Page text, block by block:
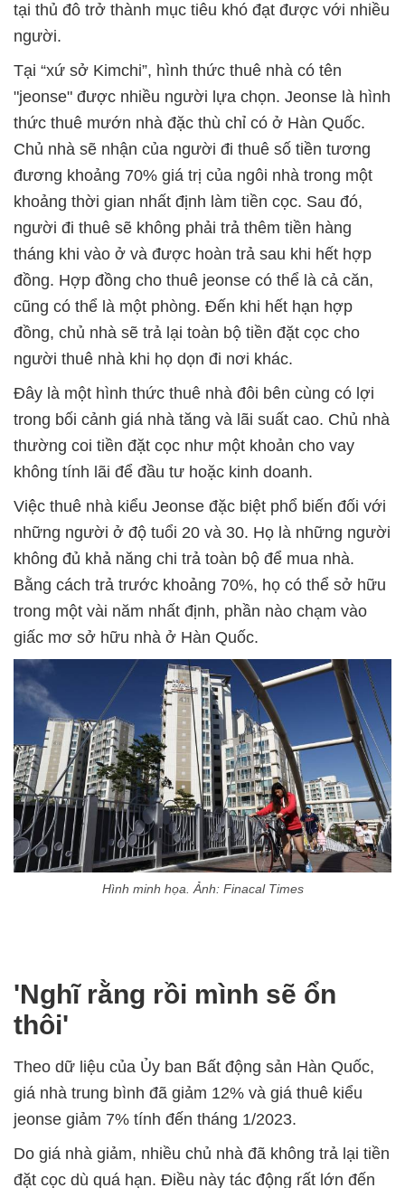
tại thủ đô trở thành mục tiêu khó đạt được với nhiều
người.
Tại “xứ sở Kimchi”, hình thức thuê nhà có tên
"jeonse" được nhiều người lựa chọn. Jeonse là hình
thức thuê mướn nhà đặc thù chỉ có ở Hàn Quốc.
Chủ nhà sẽ nhận của người đi thuê số tiền tương
đương khoảng 70% giá trị của ngôi nhà trong một
khoảng thời gian nhất định làm tiền cọc. Sau đó,
người đi thuê sẽ không phải trả thêm tiền hàng
tháng khi vào ở và được hoàn trả sau khi hết hợp
đồng. Hợp đồng cho thuê jeonse có thể là cả căn,
cũng có thể là một phòng. Đến khi hết hạn hợp
đồng, chủ nhà sẽ trả lại toàn bộ tiền đặt cọc cho
người thuê nhà khi họ dọn đi nơi khác.
Đây là một hình thức thuê nhà đôi bên cùng có lợi
trong bối cảnh giá nhà tăng và lãi suất cao. Chủ nhà
thường coi tiền đặt cọc như một khoản cho vay
không tính lãi để đầu tư hoặc kinh doanh.
Việc thuê nhà kiểu Jeonse đặc biệt phổ biến đối với
những người ở độ tuổi 20 và 30. Họ là những người
không đủ khả năng chi trả toàn bộ để mua nhà.
Bằng cách trả trước khoảng 70%, họ có thể sở hữu
trong một vài năm nhất định, phần nào chạm vào
giấc mơ sở hữu nhà ở Hàn Quốc.
Hình minh họa. Ảnh: Finacal Times
'Nghĩ rằng rồi mình sẽ ổn
thôi'
Theo dữ liệu của Ủy ban Bất động sản Hàn Quốc,
giá nhà trung bình đã giảm 12% và giá thuê kiểu
jeonse giảm 7% tính đến tháng 1/2023.
Do giá nhà giảm, nhiều chủ nhà đã không trả lại tiền
đặt cọc dù quá hạn. Điều này tác động rất lớn đến